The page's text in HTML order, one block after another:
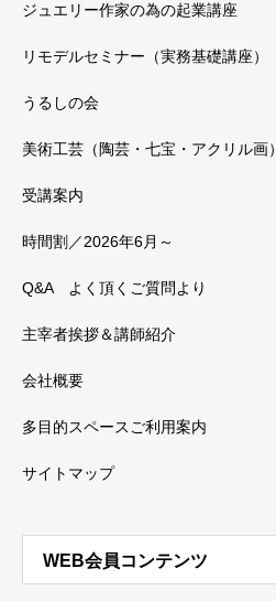
ジュエリー作家の為の起業講座
リモデルセミナー（実務基礎講座）
うるしの会
美術工芸（陶芸・七宝・アクリル画）
受講案内
時間割／2026年6月～
Q&A よく頂くご質問より
主宰者挨拶＆講師紹介
会社概要
多目的スペースご利用案内
サイトマップ
WEB会員コンテンツ